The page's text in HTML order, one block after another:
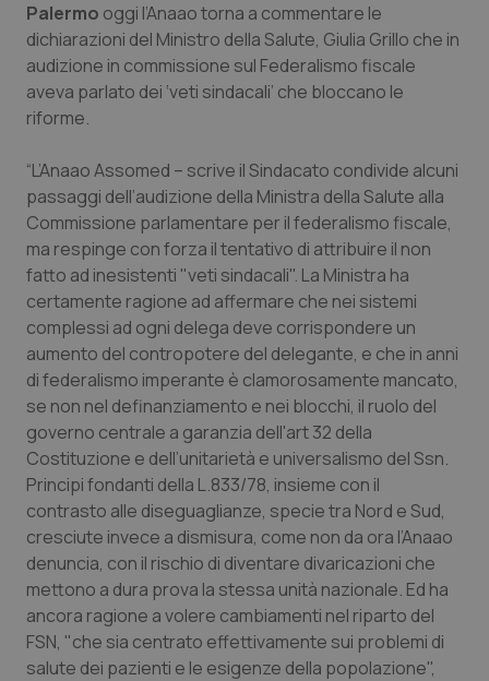
Campania
Emilia-Romagna
Lazio
Liguria
Lombardia
Marche
Molise
Piemonte
Provincia Autonoma di Bolzano
Provincia Autonoma di Trento
Puglia
Car-T
Colesterolo & coronaropatie
Diabete & glucometri
Disturbi dell’umore
Dolore
Donna & Salute
Epatiti
HIV
Infezioni & Febbre
Ipertensione & Scompenso
Malattie rare
Palermo oggi l’Anaao torna a commentare le
dichiarazioni del Ministro della Salute, Giulia Grillo che in
audizione in commissione sul Federalismo fiscale
aveva parlato dei ‘veti sindacali’ che bloccano le
riforme.
“L’Anaao Assomed – scrive il Sindacato condivide alcuni
passaggi dell’audizione della Ministra della Salute alla
Commissione parlamentare per il federalismo fiscale,
ma respinge con forza il tentativo di attribuire il non
fatto ad inesistenti "veti sindacali". La Ministra ha
certamente ragione ad affermare che nei sistemi
complessi ad ogni delega deve corrispondere un
aumento del contropotere del delegante, e che in anni
di federalismo imperante è clamorosamente mancato,
se non nel definanziamento e nei blocchi, il ruolo del
governo centrale a garanzia dell'art 32 della
Costituzione e dell’unitarietà e universalismo del Ssn.
Principi fondanti della L.833/78, insieme con il
contrasto alle diseguaglianze, specie tra Nord e Sud,
cresciute invece a dismisura, come non da ora l’Anaao
denuncia, con il rischio di diventare divaricazioni che
mettono a dura prova la stessa unità nazionale. Ed ha
ancora ragione a volere cambiamenti nel riparto del
FSN, "che sia centrato effettivamente sui problemi di
salute dei pazienti e le esigenze della popolazione",